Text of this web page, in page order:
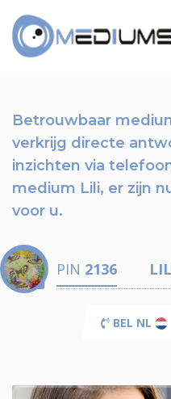
Betrouwbaar
verkrijg directe
inzichten via
medium Lili, er zijn
voor u.
PIN 2136
BEL NL